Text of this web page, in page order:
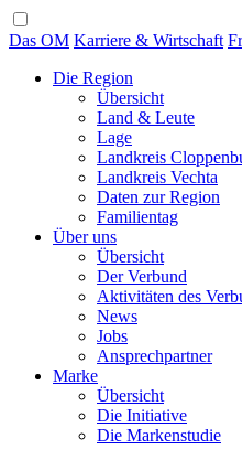
Das OM Karriere & Wirtschaft
Die Region
Übersicht
Land & Leute
Lage
Landkreis
Landkreis Vechta
Daten zur Region
Familientag
Über uns
Übersicht
Der Verbund
Aktivitäten des
News
Jobs
Ansprechpartner
Marke
Übersicht
Die Initiative
Die Markenstudie